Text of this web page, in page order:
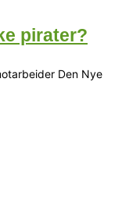
pirater?
Den Nye